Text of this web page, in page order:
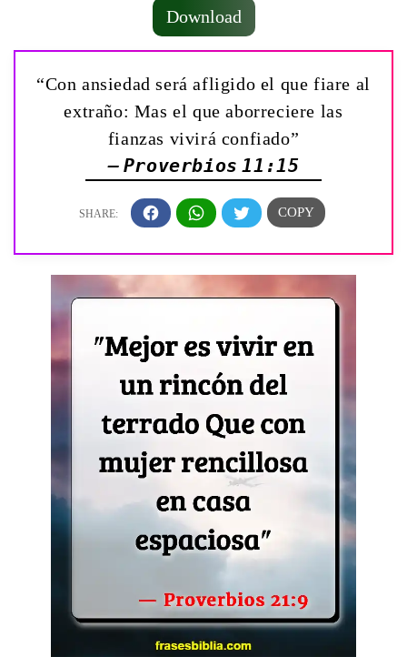
Download
“Con ansiedad será afligido el que fiare al
extraño: Mas el que aborreciere las
fianzas vivirá confiado”
— Proverbios 11:15